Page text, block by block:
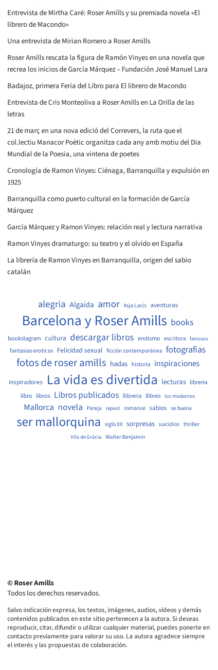
Entrevista de Mirtha Caré: Roser Amills y su premiada novela «El
librero de Macondo»
Una entrevista de Mirian Romero a Roser Amills
Roser Amills rescata la figura de Ramón Vinyes en una novela que
recrea los inicios de García Márquez – Fundación José Manuel Lara
Badajoz, primera Feria del Libro para El librero de Macondo
Entrevista de Cris Monteoliva a Roser Amills en La Orilla de las
letras
21 de març en una nova edició del Correvers, la ruta que el
col.lectiu Manacor Poètic organitza cada any amb motiu del Dia
Mundial de la Poesia, una vintena de poetes
Cronología de Ramon Vinyes: Ciénaga, Barranquilla y expulsión en
1925
Barranquilla como puerto cultural en la formación de García
Márquez
García Márquez y Ramon Vinyes: relación real y lectura narrativa
Ramon Vinyes dramaturgo: su teatro y el olvido en España
La librería de Ramon Vinyes en Barranquilla, origen del sabio
catalán
alegria Algaida amor Asja Lacis aventuras
Barcelona y Roser Amills books
bookstagram cultura descargar libros erotismo escritora famosos
fantasias eroticas Felicidad sexual ficción contemporánea fotografias
fotos de roser amills hadas historia inspiraciones
inspiradores La vida es divertida lecturas libreria
libro libros Libros publicados llibreria llibres los modernos
Mallorca novela Pareja repost romance sabios se buena
ser mallorquina siglo XX sorpresas suicidios thriller
Vila de Gràcia Walter Benjamin
© Roser Amills
Todos los derechos reservados.
Salvo indicación expresa, los textos, imágenes, audios, vídeos y demás
contenidos publicados en este sitio pertenecen a la autora. Si deseas
reproducir, citar, difundir o utilizar cualquier material, puedes ponerte en
contacto previamente para valorar su uso. La autora agradece siempre
el interés y las propuestas de colaboración.